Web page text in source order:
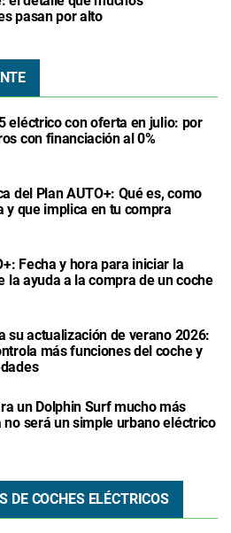
pasan por alto
eléctrico con oferta en julio: por
con financiación al 0%
del Plan AUTO+: Qué es, como
y que implica en tu compra
Fecha y hora para iniciar la
la ayuda a la compra de un coche
su actualización de verano 2026:
más funciones del coche y
un Dolphin Surf mucho más
no será un simple urbano eléctrico
DE COCHES ELÉCTRICOS